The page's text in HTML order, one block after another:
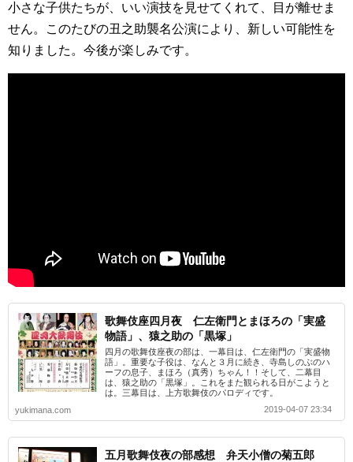
小さな子供たちが、いい演技を見せてくれて、目が離せま
せん。このたびの丑之助襲名公演により、新しい可能性を
知りました。今後が楽しみです。
歌舞伎座四月夜 仁左衛門とまほろの「実盛
物語」、猿之助の「黒塚」
四月の歌舞伎座夜の部は、一幕目は、仁左衛門の「実盛物
語」。重要な子役は、なんと３月に続き、寺島しのぶのハ
ーフの息子、まほろ（真秀）ちゃん！！そして、二幕目
は、猿之助の「黒塚」。これをまた観られる日がこようと
は。三幕目は、上方歌舞伎のパロディです。
yukimana.com
2019-04-07 23:34
五月歌舞伎夜の部感想 弁天小僧の菊五郎